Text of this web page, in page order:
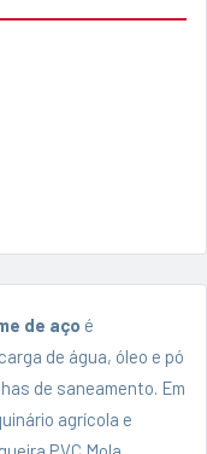
de aço é
de água, óleo e pó
de saneamento. Em
agrícola e